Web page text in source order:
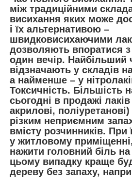
між традиційними
висихання яких може
і їх альтернативою –
швидковисихаючими
дозволяють впоратися
один вечір. Найбільший
відзначають у складів
а найменше – у
Токсичність. Більшість
сьогодні в продажі
акрилові,
різким неприємним
вмісту розчинників. При
у житловому
нажити головний біль на
цьому випадку краще
дереву без запаху,